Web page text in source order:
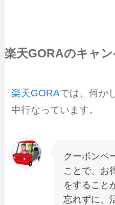
楽天GORAのキャ
楽天GORAでは、何か
中行なっています。
クーポンペ
ことで、お
をすること
忘れずに、